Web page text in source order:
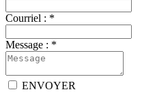
Courriel : *
Message : *
ENVOYER